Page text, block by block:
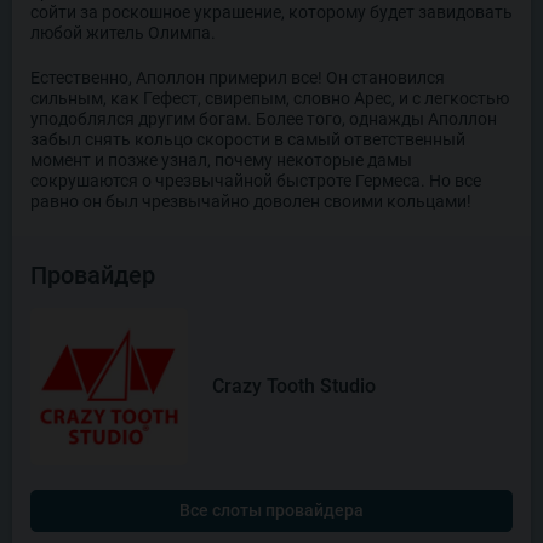
сойти за роскошное украшение, которому будет завидовать
любой житель Олимпа.
Естественно, Аполлон примерил все! Он становился
сильным, как Гефест, свирепым, словно Арес, и с легкостью
уподоблялся другим богам. Более того, однажды Аполлон
забыл снять кольцо скорости в самый ответственный
момент и позже узнал, почему некоторые дамы
сокрушаются о чрезвычайной быстроте Гермеса. Но все
равно он был чрезвычайно доволен своими кольцами!
Провайдер
Crazy Tooth Studio
Все слоты провайдера